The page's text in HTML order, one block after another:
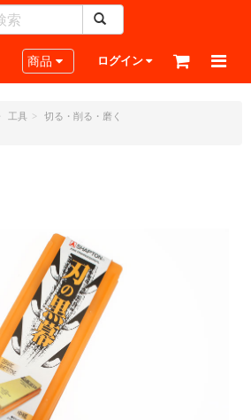
Toggle navigation
商品 ログイン
工具
切る・削る・磨く